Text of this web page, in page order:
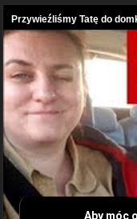
Przywieźliśmy Tatę do
Aby móc